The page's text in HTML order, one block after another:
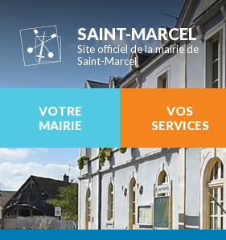
SAINT-MARCEL
Site officiel de la mairie de
Saint-Marcel
VOTRE
MAIRIE
VOS
SERVICES